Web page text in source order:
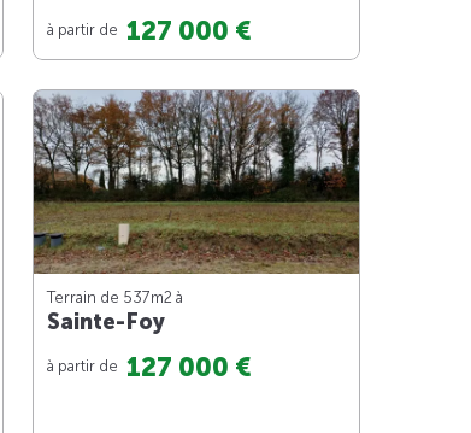
à partir de 127 000 €
Terrain de 537m2 à
Sainte-Foy
à partir de 127 000 €